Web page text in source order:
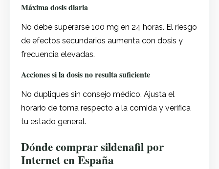
Máxima dosis diaria
No debe superarse 100 mg en 24 horas. El riesgo
de efectos secundarios aumenta con dosis y
frecuencia elevadas.
Acciones si la dosis no resulta suficiente
No dupliques sin consejo médico. Ajusta el
horario de toma respecto a la comida y verifica
tu estado general.
Dónde comprar sildenafil por
Internet en España